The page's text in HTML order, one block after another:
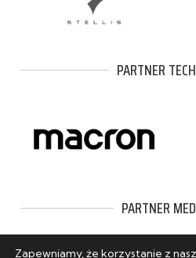
PARTNER
PARTNER
Zapewniamy, że korzystanie z